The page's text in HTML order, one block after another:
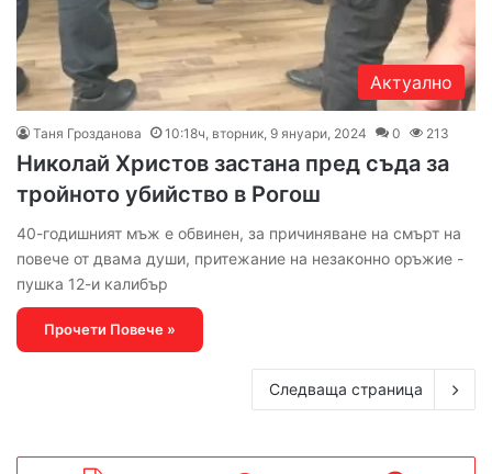
Актуално
Таня Грозданова 10:18ч, вторник, 9 януари, 2024 0 213
Николай Христов застана пред съда за
тройното убийство в Рогош
40-годишният мъж е обвинен, за причиняване на смърт на
повече от двама души, притежание на незаконно оръжие -
пушка 12-и калибър
Прочети Повече »
Следваща страница